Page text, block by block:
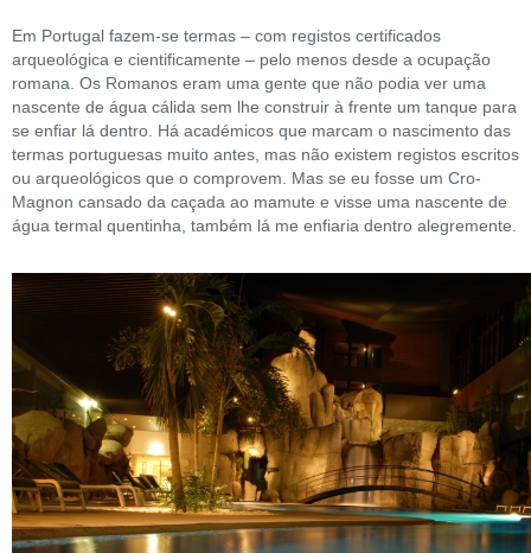
Em Portugal fazem-se termas – com registos certificados
arqueológica e cientificamente – pelo menos desde a ocupação
romana. Os Romanos eram uma gente que não podia ver uma
nascente de água cálida sem lhe construir à frente um tanque para
se enfiar lá dentro. Há académicos que marcam o nascimento das
termas portuguesas muito antes, mas não existem registos escritos
ou arqueológicos que o comprovem. Mas se eu fosse um Cro-
Magnon cansado da caçada ao mamute e visse uma nascente de
água termal quentinha, também lá me enfiaria dentro alegremente.